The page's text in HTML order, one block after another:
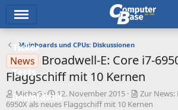
Ticker
Tests
Downloads
Mainboards und CPUs: Diskussionen
News
Broadwell-E: Core i7-
Flaggschiff mit 10 Kernen
E
r
MichaG
E
r
12. November 2015
Zur News:
6950X als neues Flaggschiff mit 10 Kernen